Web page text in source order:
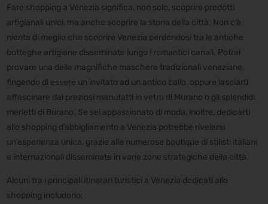
Fare shopping a Venezia significa, non solo, scoprire prodotti
artigianali unici, ma anche scoprire la storia della città. Non c’è
niente di meglio che scoprire Venezia perdendosi tra le antiche
botteghe artigiane disseminate lungo i romantici canali. Potrai
provare una delle magnifiche maschere tradizionali veneziane,
fingendo di essere un invitato ad un antico ballo, oppure lasciarti
affascinare dai preziosi manufatti in vetro di Murano o gli splendidi
merletti di Burano. Se sei appassionato di moda, inoltre, dedicarti
allo shopping d’abbigliamento a Venezia potrebbe rivelarsi
un’esperienza unica, grazie alle numerose boutique di stilisti italiani
e internazionali disseminate in varie zone strategiche della città.
Alcuni tra i principali itinerari turistici a Venezia dedicati allo
shopping includono: